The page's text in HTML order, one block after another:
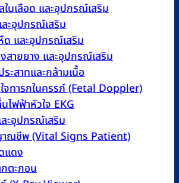
ในเลือด และอุปกรณ์เสริม
ะอุปกรณ์เสริม
และอุปกรณ์เสริม
งสายยาง และอุปกรณ์เสริม
ะสาทและกล้ามเนื้อ
จทารกในครรภ์ (Fetal Doppler)
ไฟฟ้าหัวใจ EKG
ะอุปกรณ์เสริม
ณชีพ (Vital Signs Patient)
แดง
ตะกอน